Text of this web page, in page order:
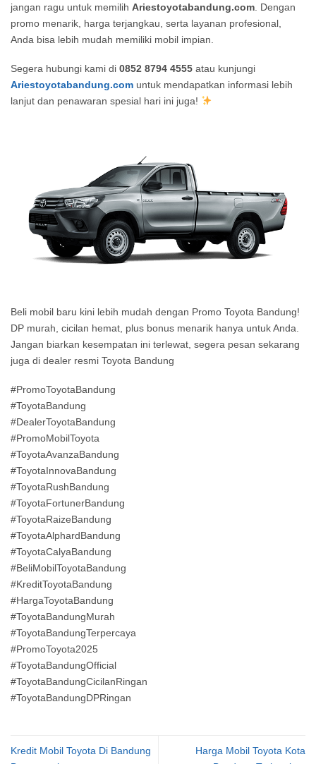
jangan ragu untuk memilih Ariestoyotabandung.com . Dengan
promo menarik, harga terjangkau, serta layanan profesional,
Anda bisa lebih mudah memiliki mobil impian.
Segera hubungi kami di 0852 8794 4555 atau kunjungi
Ariestoyotabandung.com untuk mendapatkan informasi lebih
lanjut dan penawaran spesial hari ini juga!
Beli mobil baru kini lebih mudah dengan Promo Toyota Bandung!
DP murah, cicilan hemat, plus bonus menarik hanya untuk Anda.
Jangan biarkan kesempatan ini terlewat, segera pesan sekarang
juga di dealer resmi Toyota Bandung
#PromoToyotaBandung
#ToyotaBandung
#DealerToyotaBandung
#PromoMobilToyota
#ToyotaAvanzaBandung
#ToyotaInnovaBandung
#ToyotaRushBandung
#ToyotaFortunerBandung
#ToyotaRaizeBandung
#ToyotaAlphardBandung
#ToyotaCalyaBandung
#BeliMobilToyotaBandung
#KreditToyotaBandung
#HargaToyotaBandung
#ToyotaBandungMurah
#ToyotaBandungTerpercaya
#PromoToyota2025
#ToyotaBandungOfficial
#ToyotaBandungCicilanRingan
#ToyotaBandungDPRingan
Kredit Mobil Toyota Di Bandung
Harga Mobil Toyota Kota